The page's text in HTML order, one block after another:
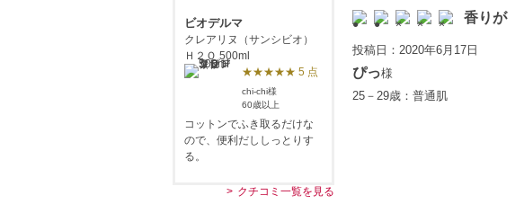
香りが
投稿日：2020年6月17日
ぴっ様
25－29歳：普通肌
ビオデルマ
クレアリヌ（サンシビオ）
Ｈ２Ｏ 500ml
★★★★★ 5 点
chi-chi様
60歳以上
コットンでふき取るだけな
ので、便利だししっとりす
る。
クチコミ一覧を見る